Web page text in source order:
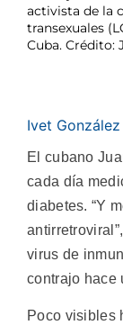
activista de la
transexuales
Cuba. Crédito:
Ivet González
El cubano
cada día
diabetes. “Y
virus de
contrajo hace
Poco visibles